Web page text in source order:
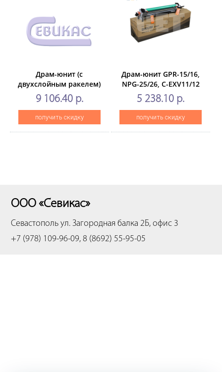
Драм-юнит (c
двухслойным ракелем)
C-EXV63 для CANON
iR2725/2730/2745/2925/2935/2945
(CET), 120000 стр.,
CET471101
9 106.40 р.
получить скидку
Драм-юнит GPR-15/16,
NPG-25/26, C-EXV11/12
для
CANONiR2270/2870/3570/
(CET), 120000
стр.,CET5821U
5 238.10 р.
получить скидку
ООО «Севикас»
Севастополь ул. Загородная балка 2Б, офис 3
+7 (978) 109-96-09, 8 (8692) 55-95-05